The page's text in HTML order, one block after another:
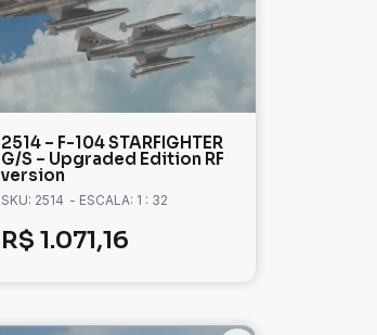
2514 – F-104 STARFIGHTER
G/S – Upgraded Edition RF
version
SKU: 2514 - ESCALA: 1 : 32
R$ 1.071,16